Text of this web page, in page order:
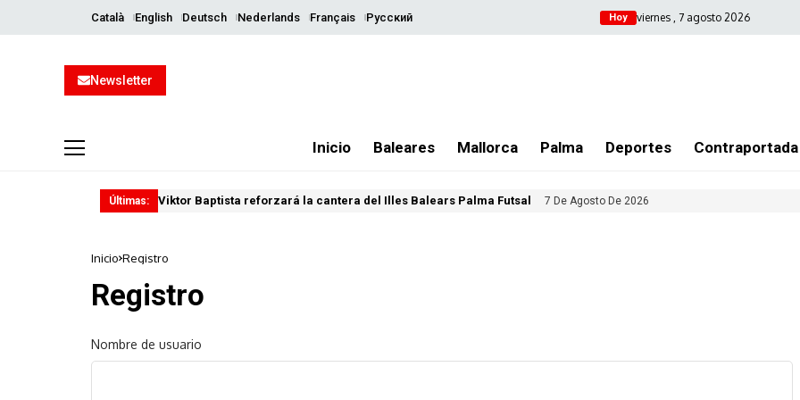
Català English Deutsch Nederlands Français Русский Hoy viernes , 7 agosto 2026
Newsletter
Inicio Baleares Mallorca Palma Deportes Contraportada
Últimas: Viktor Baptista reforzará la cantera del Illes Balears Palma Futsal 7 De Agosto De 2026
Inicio Registro
Registro
Nombre de usuario